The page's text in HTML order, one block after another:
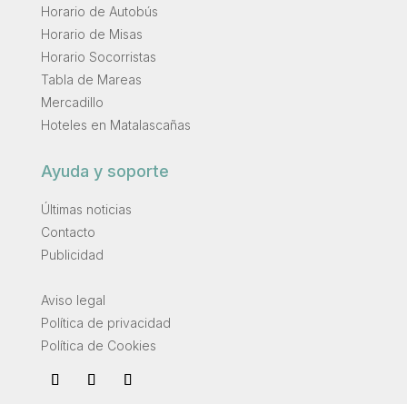
Horario de Autobús
Horario de Misas
Horario Socorristas
Tabla de Mareas
Mercadillo
Hoteles en Matalascañas
Ayuda y soporte
Últimas noticias
Contacto
Publicidad
Aviso legal
Política de privacidad
Política de Cookies